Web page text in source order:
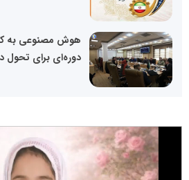
هوش مصنوعی به
دوره‌ای برای